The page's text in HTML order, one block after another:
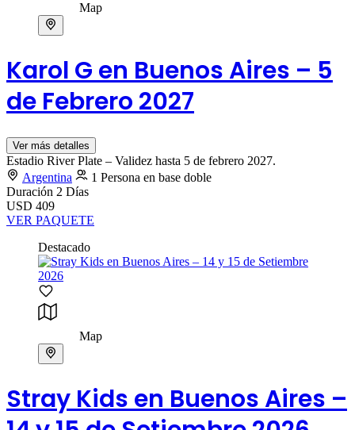
Map
Karol G en Buenos Aires – 5
de Febrero 2027
Ver más detalles
Estadio River Plate – Validez hasta 5 de febrero 2027.
Argentina
1 Persona en base doble
Duración 2 Días
USD 409
VER PAQUETE
Destacado
Map
Stray Kids en Buenos Aires –